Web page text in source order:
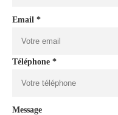
Email *
Téléphone *
Message